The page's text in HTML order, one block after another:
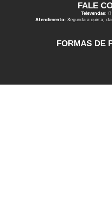
FALE
Televendas:
Atendimento: Segunda a quinta,
FORMAS DE